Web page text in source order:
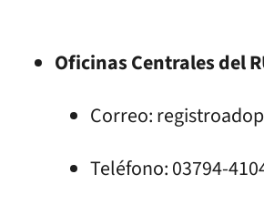
Oficinas Centrales del
Correo:
Teléfono: 03794-